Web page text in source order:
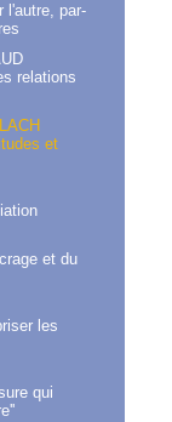
l'autre, par-
relations
et
et du
les
qui